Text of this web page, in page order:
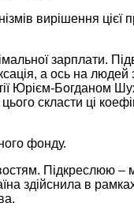
вирішення
зарплати.
а ось на
Юрієм-Богданом
цього скласти ці
фонду.
Підкреслюю –
здійснила в